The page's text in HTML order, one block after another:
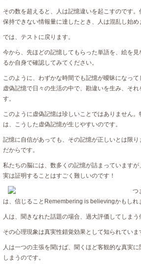
その数を超えると、人は記憶違いを起こすのです
保持できない情報量に達したとき、人は混乱し始め
では、テストに戻ります。
今から、先ほどの記憶してもらった単語を、絵を
るか自身で確認してみてください。
このように、わずかな時間でも記憶が曖昧になって
虚偽記憶で日々の生活の中で、勘違いを生み、そ
す。
このように虚偽記憶は珍しいことではありません
は、こうした虚偽記憶が生じやすいのです。
記憶に自信があっても、その記憶が正しいとは限
だからです。
私たちの脳には、数多くの記憶が詰まっていますが
実は証明することはすごく難しいのです！
つ
は、信じることRemembering is believingかもしれ
人は、聞きなれた話題の場合、過大評価してしまう
その心理現象は真実性錯覚効果として知られていま
人は一つの主張を聞けば、聞くほど客観的な真実
しまうのです。